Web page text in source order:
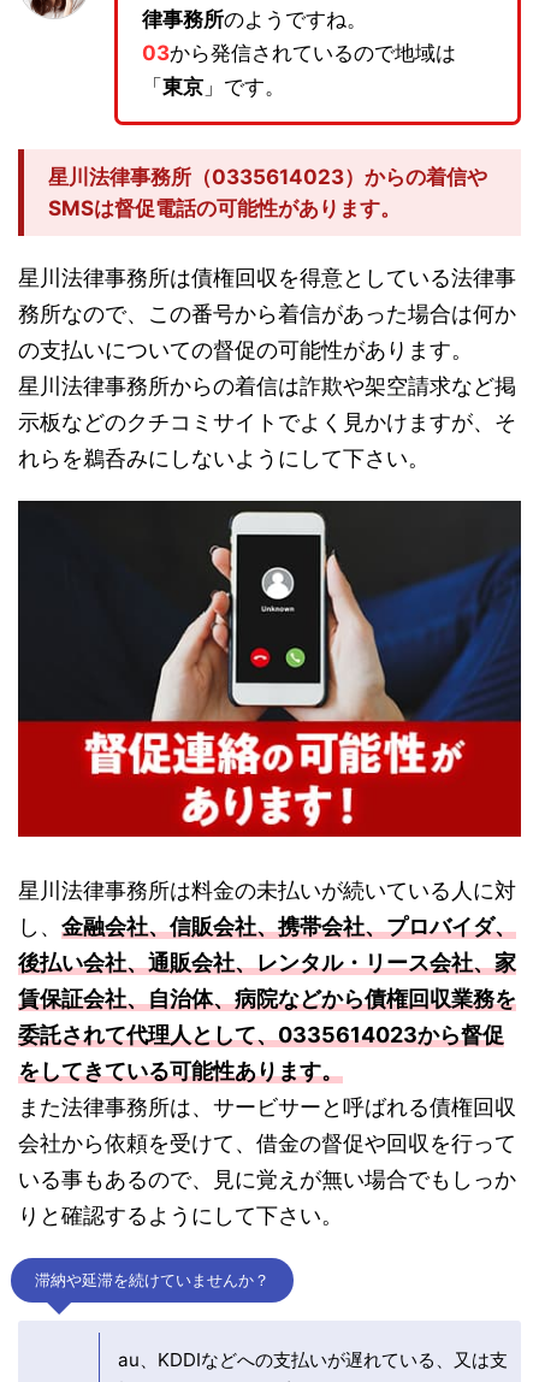
律事務所のようですね。
03から発信されているので地域は
「 東京 」です。
星川法律事務所（0335614023）からの着信や
SMSは督促電話の可能性があります。
星川法律事務所は債権回収を得意としている法律事
務所なので、この番号から着信があった場合は何か
の支払いについての督促の可能性があります。
星川法律事務所からの着信は詐欺や架空請求など掲
示板などのクチコミサイトでよく見かけますが、そ
れらを鵜呑みにしないようにして下さい。
星川法律事務所は料金の未払いが続いている人に対
し、 金融会社、信販会社、携帯会社、プロバイダ、
後払い会社、通販会社、レンタル・リース会社、家
賃保証会社、自治体、病院などから債権回収業務を
委託されて代理人として、0335614023から督促
をしてきている可能性あります。
また法律事務所は、サービサーと呼ばれる債権回収
会社から依頼を受けて、借金の督促や回収を行って
いる事もあるので、見に覚えが無い場合でもしっか
りと確認するようにして下さい。
滞納や延滞を続けていませんか？
au、KDDIなどへの支払いが遅れている、又は支